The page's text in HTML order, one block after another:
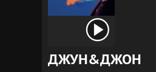
ДЖУН&ДЖОН